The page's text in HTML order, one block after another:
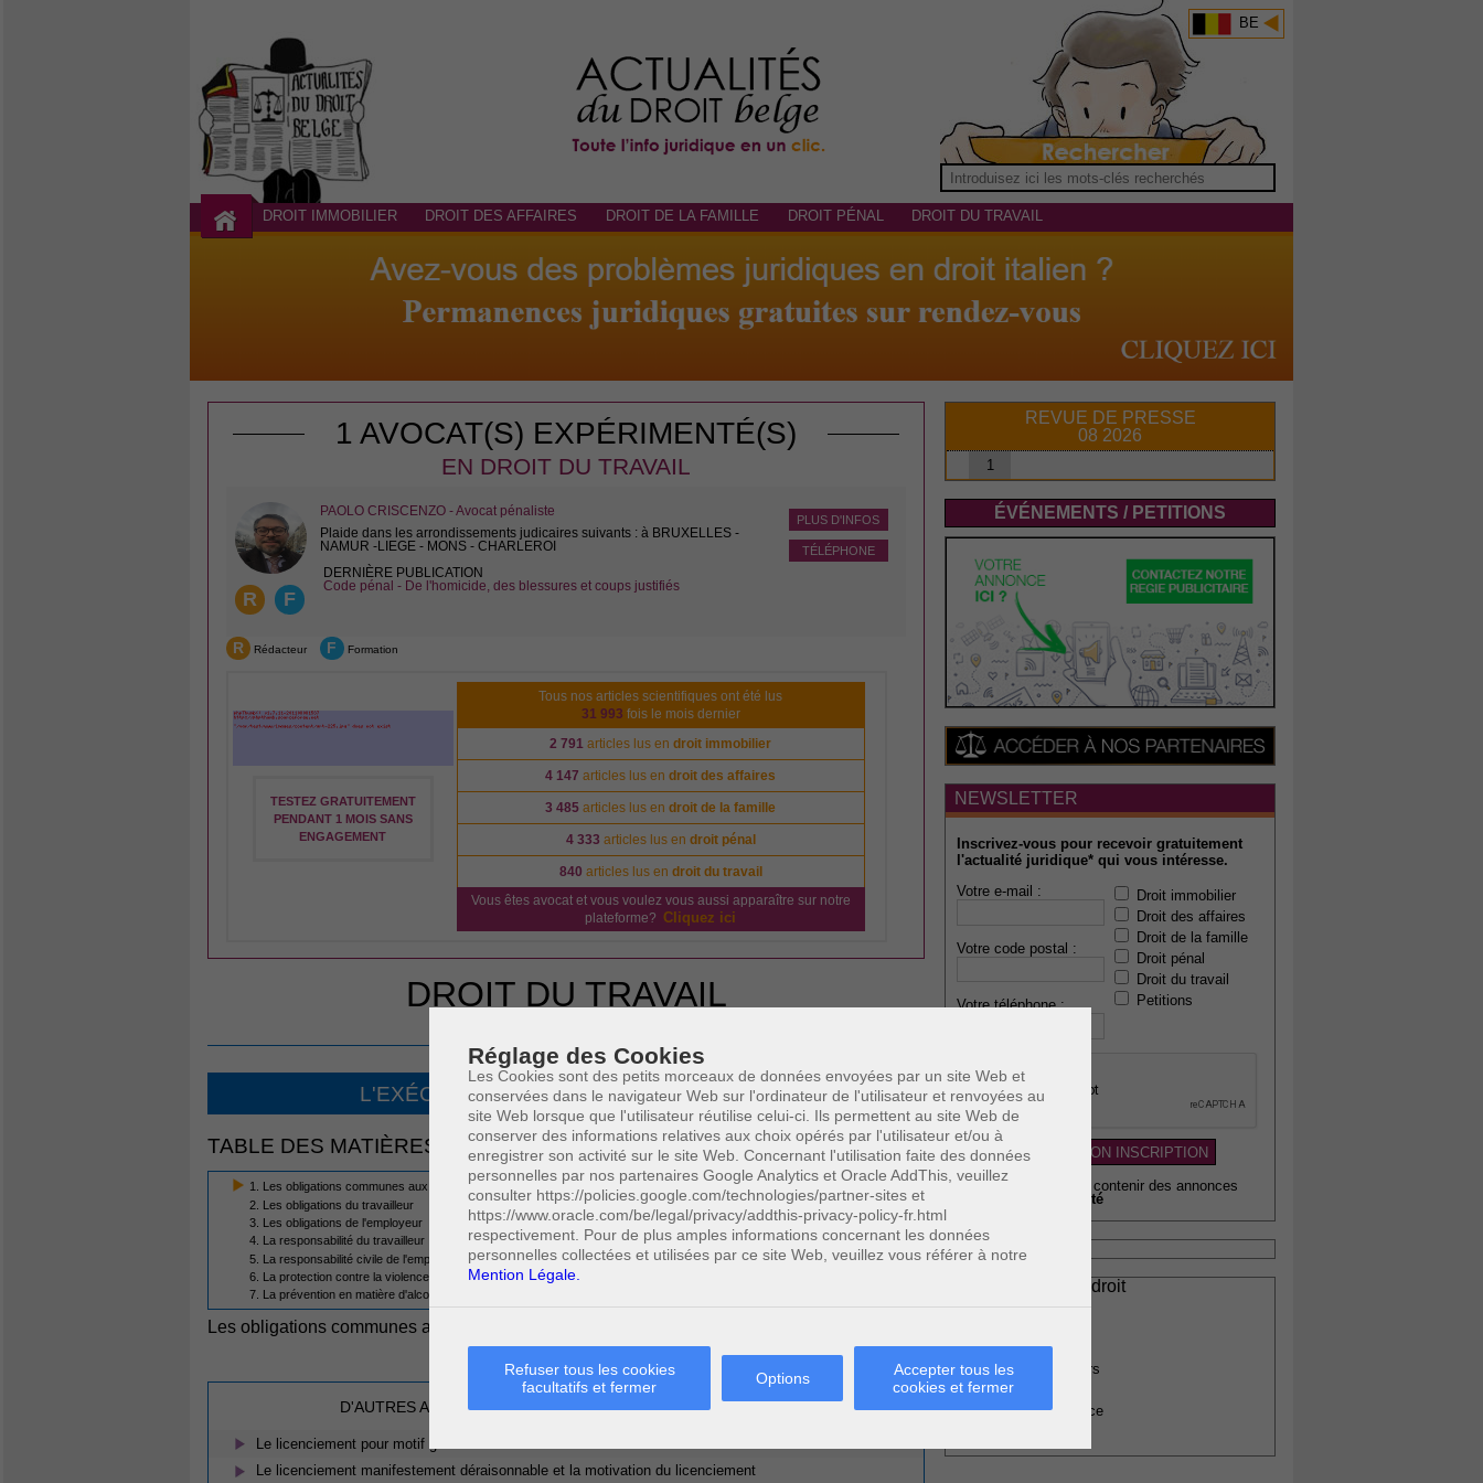
Réglage des Cookies
Les Cookies sont des petits morceaux de données envoyées par un site Web et
conservées dans le navigateur Web sur l'ordinateur de l'utilisateur et renvoyées au
site Web lorsque que l'utilisateur réutilise celui-ci. Ils permettent au site Web de
conserver des informations relatives aux choix opérés par l'utilisateur et/ou à
enregistrer son activité sur le site Web. Concernant l'utilisation faite des données
personnelles par nos partenaires Google Analytics et Oracle AddThis, veuillez
consulter https://policies.google.com/technologies/partner-sites et
https://www.oracle.com/be/legal/privacy/addthis-privacy-policy-fr.html
respectivement. Pour de plus amples informations concernant les données
personnelles collectées et utilisées par ce site Web, veuillez vous référer à notre
Mention Légale.
Refuser tous les cookies
facultatifs et fermer
Options
Accepter tous les
cookies et fermer
BE
DROIT IMMOBILIER DROIT DES AFFAIRES DROIT DE LA FAMILLE DROIT PÉNAL DROIT DU TRAVAIL
1 AVOCAT(S) EXPÉRIMENTÉ(S)
EN DROIT DU TRAVAIL
R F
PLUS D'INFOS
TÉLÉPHONE
PAOLO CRISCENZO - Avocat pénaliste
Plaide dans les arrondissements judicaires suivants : à BRUXELLES -
NAMUR -LIEGE - MONS - CHARLEROI
DERNIÈRE PUBLICATION
Code pénal - De l'homicide, des blessures et coups justifiés
R Rédacteur F Formation
TESTEZ GRATUITEMENT
PENDANT 1 MOIS SANS
ENGAGEMENT
Tous nos articles scientifiques ont été lus
31 993 fois le mois dernier
2 791 articles lus endroit immobilier
4 147 articles lus endroit des affaires
3 485 articles lus endroit de la famille
4 333 articles lus en droit pénal
840 articles lus en droit du travail
Vous êtes avocat et vous voulez vous aussi apparaître sur notre
plateforme? Cliquez ici
DROIT DU TRAVAIL
L'EXÉCUTION DU CONTRAT DE TRAVAIL
TABLE DES MATIÈRES
1. Les obligations communes aux travailleurs et aux employeurs
2. Les obligations du travailleur
3. Les obligations de l'employeur
4. La responsabilité du travailleur
5. La responsabilité civile de l'employeur
6. La protection contre la violence ou le harcèlement moral ou sexuel au travail
7. La prévention en matière d'alcool et de drogues dans l'entreprise
Les obligations communes aux travailleurs et aux employeurs
dont0le mois dernier.
D'AUTRES ARTICLES SUSCEPTIBLES DE VOUS INTERESSER:
Le licenciement pour motif grave
Le licenciement manifestement déraisonnable et la motivation du licenciement
REVUE DE PRESSE
08 2026
1
ÉVÉNEMENTS / PETITIONS
NEWSLETTER
Inscrivez-vous pour recevoir gratuitement
l'actualité juridique* qui vous intéresse.
Votre e-mail :
Votre code postal :
Votre téléphone :
Droit immobilier
Droit des affaires
Droit de la famille
Droit pénal
Droit du travail
Petitions
* Newsletter pouvant contenir des annonces
qualité
Professionnels du droit
Architectes
Agents immobiliers
Comptables
Huissiers de justice